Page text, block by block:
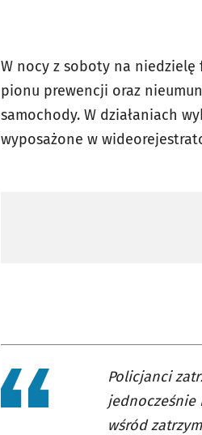
W nocy z soboty na
pionu prewencji oraz
samochody. W działaniach
wyposażone w
Policjanci
jednocześnie
wśród